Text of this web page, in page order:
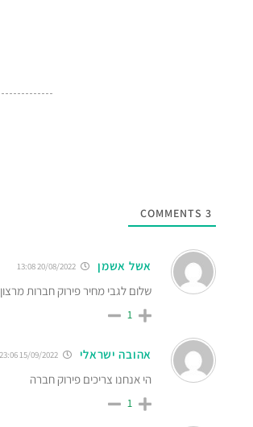
3
אשל אשמן
שלום לגבי מחיר פירוק חברות מרצון
1
אהובה ישראלי 15/09/2022 23:06
הי אנחנו צריכים פירוק חברה
1